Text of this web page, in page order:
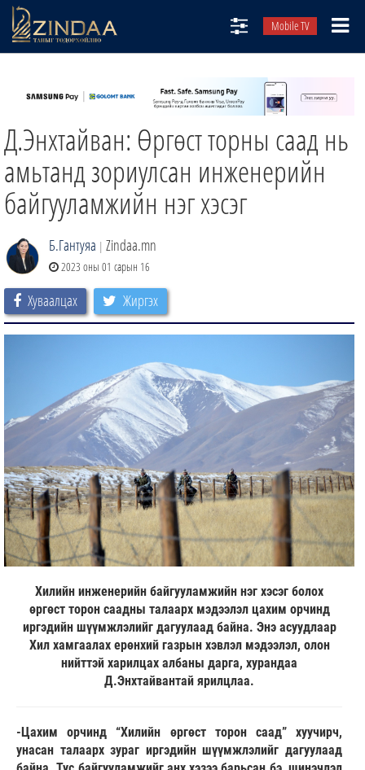
Mobile TV
ТВ8
ӨГЛӨӨНИЙ СОНИН
АУДИО ЗОХИОЛ
ЗИНДАА СЭТГҮҮЛ
Д.Энхтайван: Өргөст торны саад нь
амьтанд зориулсан инженерийн
байгууламжийн нэг хэсэг
Б.Гантуяа | Zindaa.mn
2023 оны 01 сарын 16
Хуваалцах Жиргэх
Хилийн инженерийн байгууламжийн нэг хэсэг болох
өргөст торон саадны талаарх мэдээлэл цахим орчинд
иргэдийн шүүмжлэлийг дагуулаад байна. Энэ асуудлаар
Хил хамгаалах ерөнхий газрын хэвлэл мэдээлэл, олон
нийттэй харилцах албаны дарга, хурандаа
Д.Энхтайвантай ярилцлаа.
-Цахим орчинд “Хилийн өргөст торон саад” хуучирч,
унасан талаарх зураг иргэдийн шүүмжлэлийг дагуулаад